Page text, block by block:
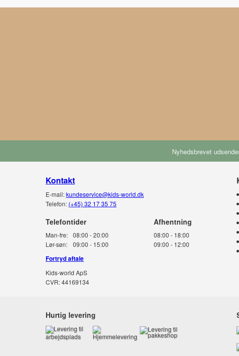
Nyhedsbrevet
Kontakt
E-mail:kundeservice@kids-world.dk
Telefon: (+45) 32 17 35 75
Telefontider
Man-fre: 08:00 - 20:00
Lør-søn:
09:00 - 15:00
08:00 - 18:00
09:00 - 12:00
Fortryd aftale
Kids-world ApS
CVR: 44169134
Hurtig levering